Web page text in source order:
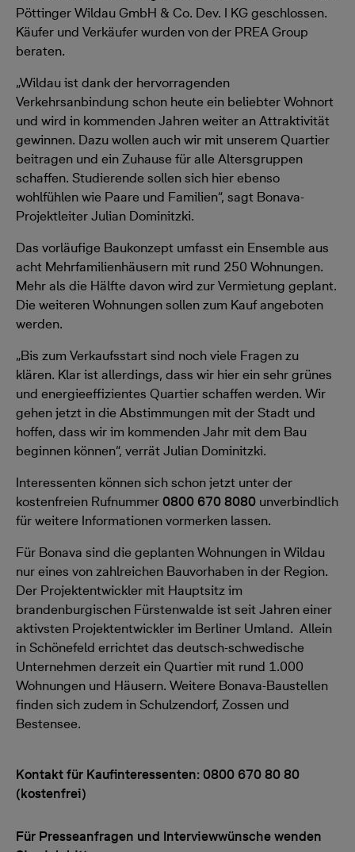
Pöttinger Wildau GmbH & Co. Dev. I KG geschlossen.
Käufer und Verkäufer wurden von der PREA Group
beraten.
„Wildau ist dank der hervorragenden
Verkehrsanbindung schon heute ein beliebter Wohnort
und wird in kommenden Jahren weiter an Attraktivität
gewinnen. Dazu wollen auch wir mit unserem Quartier
beitragen und ein Zuhause für alle Altersgruppen
schaffen. Studierende sollen sich hier ebenso
wohlfühlen wie Paare und Familien“, sagt Bonava-
Projektleiter Julian Dominitzki.
Das vorläufige Baukonzept umfasst ein Ensemble aus
acht Mehrfamilienhäusern mit rund 250 Wohnungen.
Mehr als die Hälfte davon wird zur Vermietung geplant.
Die weiteren Wohnungen sollen zum Kauf angeboten
werden.
„Bis zum Verkaufsstart sind noch viele Fragen zu
klären. Klar ist allerdings, dass wir hier ein sehr grünes
und energieeffizientes Quartier schaffen werden. Wir
gehen jetzt in die Abstimmungen mit der Stadt und
hoffen, dass wir im kommenden Jahr mit dem Bau
beginnen können“, verrät Julian Dominitzki.
Interessenten können sich schon jetzt unter der
kostenfreien Rufnummer 0800 670 8080 unverbindlich
für weitere Informationen vormerken lassen.
Für Bonava sind die geplanten Wohnungen in Wildau
nur eines von zahlreichen Bauvorhaben in der Region.
Der Projektentwickler mit Hauptsitz im
brandenburgischen Fürstenwalde ist seit Jahren einer
aktivsten Projektentwickler im Berliner Umland. Allein
in Schönefeld errichtet das deutsch-schwedische
Unternehmen derzeit ein Quartier mit rund 1.000
Wohnungen und Häusern. Weitere Bonava-Baustellen
finden sich zudem in Schulzendorf, Zossen und
Bestensee.
Kontakt für Kaufinteressenten: 0800 670 80 80
(kostenfrei)
Für Presseanfragen und Interviewwünsche wenden